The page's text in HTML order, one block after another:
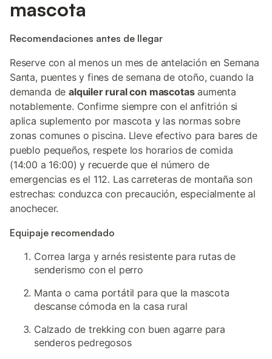
mascota
Recomendaciones antes de llegar
Reserve con al menos un mes de antelación en Semana
Santa, puentes y fines de semana de otoño, cuando la
demanda dealquiler rural con mascotasaumenta
notablemente. Confirme siempre con el anfitrión si
aplica suplemento por mascota y las normas sobre
zonas comunes o piscina. Lleve efectivo para bares de
pueblo pequeños, respete los horarios de comida
(14:00 a 16:00) y recuerde que el número de
emergencias es el 112. Las carreteras de montaña son
estrechas: conduzca con precaución, especialmente al
anochecer.
Equipaje recomendado
Correa larga y arnés resistente para rutas de
senderismo con el perro
Manta o cama portátil para que la mascota
descanse cómoda en la casa rural
Calzado de trekking con buen agarre para
senderos pedregosos